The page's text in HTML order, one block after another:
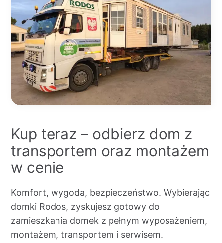
Kup teraz – odbierz dom z
transportem oraz montażem
w cenie
Komfort, wygoda, bezpieczeństwo. Wybierając
domki Rodos, zyskujesz gotowy do
zamieszkania domek z pełnym wyposażeniem,
montażem, transportem i serwisem.